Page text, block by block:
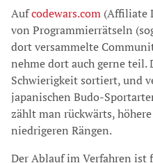
Aufcodewars.com (Affiliate
von Programmierrätseln
dort versammelte
nehme dort auch gerne teil.
Schwierigkeit sortiert, und
japanischen Budo-
zählt man rückwärts,
niedrigeren Rängen.
Der Ablauf im Verfahren ist